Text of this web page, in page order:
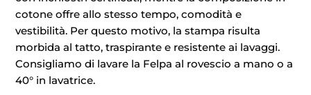
cotone offre allo stesso tempo, comodità e
vestibilità. Per questo motivo, la stampa risulta
morbida al tatto, traspirante e resistente ai lavaggi.
Consigliamo di lavare la Felpa al rovescio a mano o a
40° in lavatrice.